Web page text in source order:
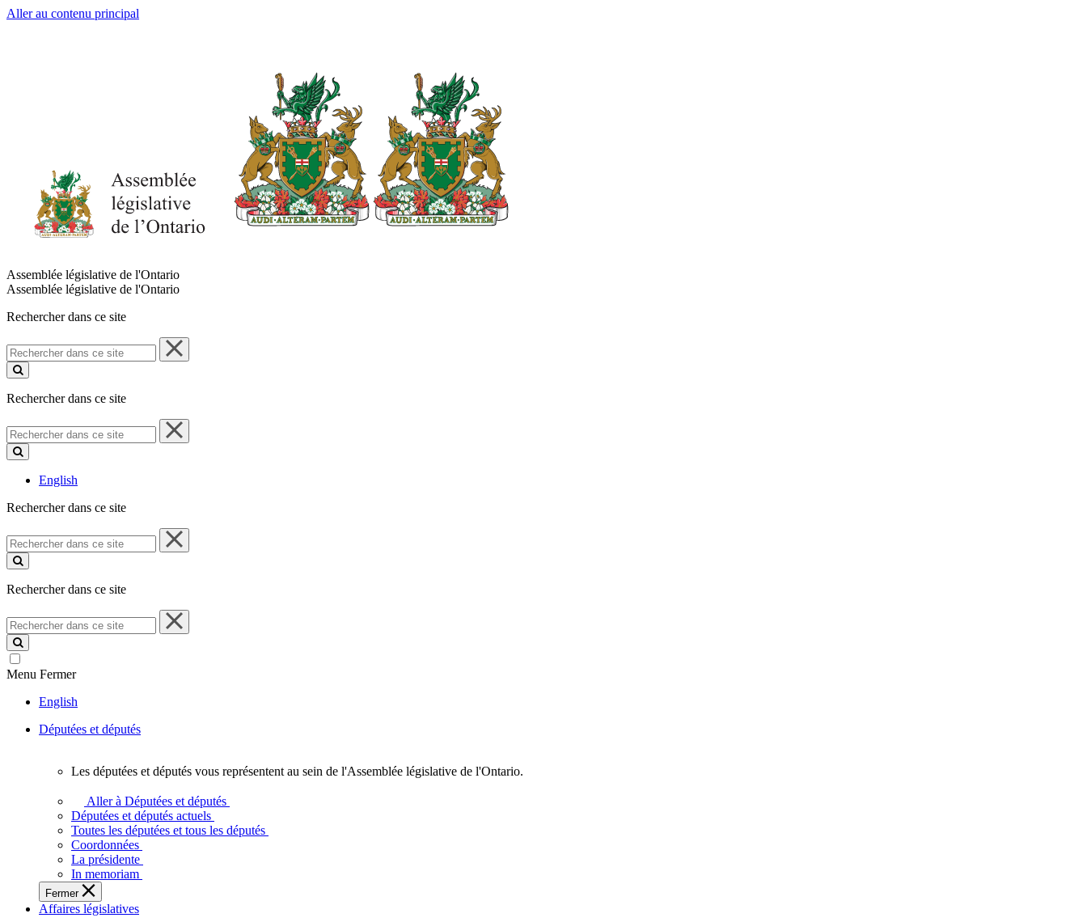
Aller au contenu principal
Assemblée législative de l'Ontario
Assemblée législative de l'Ontario
Rechercher dans ce site
Rechercher
dans
ce
Rechercher dans ce site
Rechercher
dans
ce
English
Rechercher dans ce site
Rechercher
dans
ce
Rechercher dans ce site
Rechercher
dans
ce
site
Menu Fermer
English
Députées et députés
députées
députés
vous
représentent
sein
de
l'Assemblée
Les députées et députés vous représentent au sein de l'Assemblée législative de l'Ontario.
Aller à Députées et députés
Députées et députés actuels
Toutes les députées et tous les députés
Coordonnées
La présidente
In memoriam
Fermer
Affaires législatives